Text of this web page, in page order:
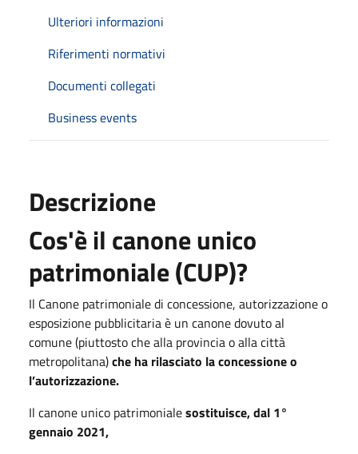
Ulteriori informazioni
Riferimenti normativi
Documenti collegati
Business events
Descrizione
Cos'è il canone unico
patrimoniale (CUP)?
Il Canone patrimoniale di concessione, autorizzazione o
esposizione pubblicitaria è un canone dovuto al
comune (piuttosto che alla provincia o alla città
metropolitana)che ha rilasciato la concessione o
l’autorizzazione.
Il canone unico patrimonialesostituisce, dal 1°
gennaio 2021,